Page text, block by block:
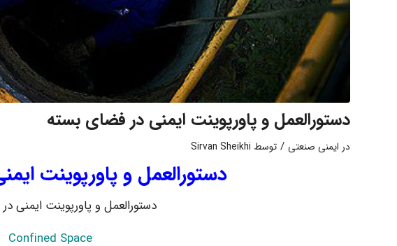
دستورالعمل و پاورپوینت ایمنی در فضای بسته
در ایمنی صنعتی / توسط Sirvan Sheikhi
دستورالعمل و پاورپوینت
دستورالعمل و پاورپوینت ایمنی
Confined Space